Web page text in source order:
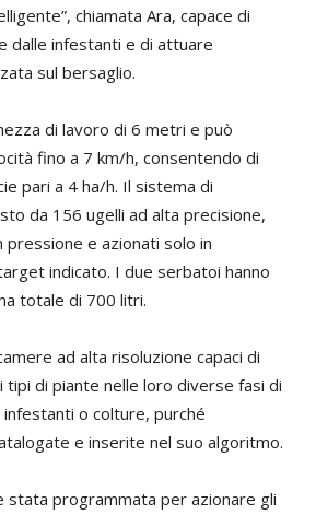
chiamata Ara, capace di
dalle infestanti e di attuare
sul bersaglio.
di lavoro di 6 metri e può
fino a 7 km/h, consentendo di
pari a 4 ha/h. Il sistema di
da 156 ugelli ad alta precisione,
e azionati solo in
indicato. I due serbatoi hanno
totale di 700 litri.
ad alta risoluzione capaci di
tipi di piante nelle loro diverse fasi di
o colture, purché
e inserite nel suo algoritmo.
stata programmata per azionare gli